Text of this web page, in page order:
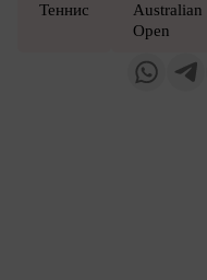
Теннис
Australian
Open